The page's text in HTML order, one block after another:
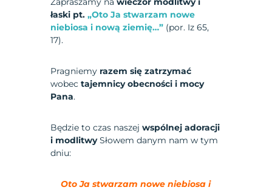
łaski pt. „Oto Ja stwarzam nowe
niebiosa i nową ziemię…” (por. Iz 65,
17).
Pragniemy razem się zatrzymać
wobectajemnicy obecności i mocy
Pana.
Będzie to czas naszejwspólnej adoracji
i modlitwySłowem danym nam w tym
dniu:
Oto Ja stwarzam nowe niebiosa i